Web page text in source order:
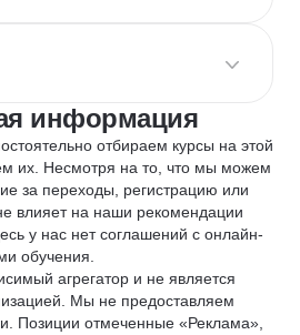
информация
отбираем курсы на этой
их. Несмотря на то, что мы можем
за переходы, регистрацию или
влияет на наши рекомендации
у нас нет соглашений с онлайн-
обучения.
агрегатор и не является
Мы не предоставляем
Позиции отмеченные «Реклама»,